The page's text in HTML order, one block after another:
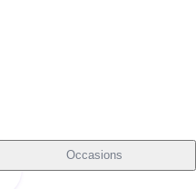
Occasions